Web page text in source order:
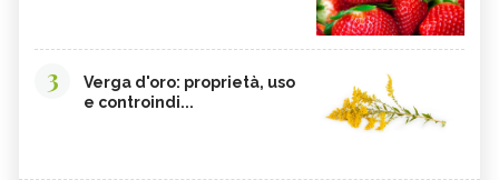
3
Verga d'oro: proprietà, uso
e controindi...